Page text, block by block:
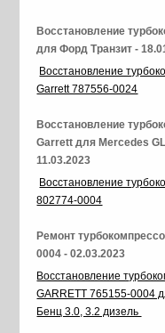
Восстановление
для Форд Транзит -
Восстановление
Garrett 787556-0024
Восстановление
Garrett для Mercedes
11.03.2023
Восстановление
802774-0004
Ремонт
0004 - 02.03.2023
Восстановление
GARRETT 765155-0004
Бенц 3.0, 3.2 дизель